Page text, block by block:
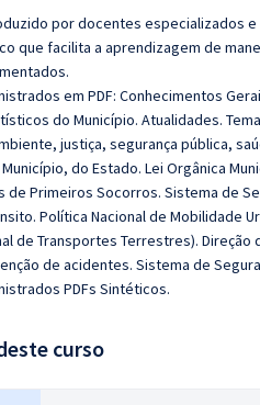
por docentes especializados
que facilita a aprendizagem de
em PDF: Conhecimentos
do Município. Atualidades.
justiça, segurança pública,
do Estado. Lei Orgânica
de Primeiros Socorros. Sistema de
Política Nacional de Mobilidade
de Transportes Terrestres).
de acidentes. Sistema de
PDFs Sintéticos.
curso